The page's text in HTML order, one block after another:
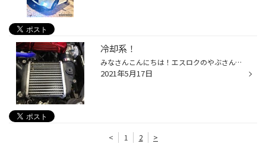
冷却系！
みなさんこんにちは！エスロクのやぶさんです。東京もそろそろ梅雨入りしそうな天気ですがタイヤ館東京EDOGAWAは、今日も明るく営業中です( ´∀｀ )今日は前回のオイルクーラーネタに続き、冷却系のお話で行こうかと思います。S660はターボチャージャーが付いていますが、タービンが付いているエンジ...
2021年5月17日
< 1 2 >